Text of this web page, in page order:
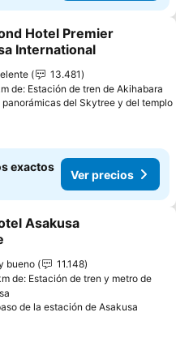
a favoritos
Hotel Premier
International
13.481
de: Estación de tren de Akihabara
panorámicas del Skytree y del templo
exactos
Ver precios
a favoritos
Asakusa
bueno
11.148
de: Estación de tren y metro de
de la estación de Asakusa